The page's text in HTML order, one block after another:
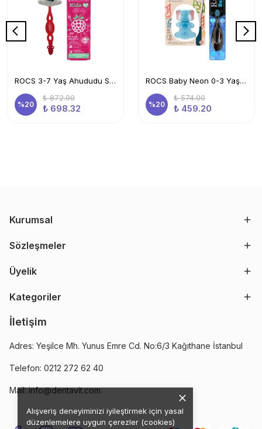
Alışveriş deneyiminizi iyileştirmek için yasal
düzenlemelere uygun çerezler (cookies)
ROCS 3-7 Yaş Ahududu Smoothie Ağız Bakım Seti-Kids Diş Mcn+Kids Diş Frc Kırmızı + İnek Sak. Kabı
%20
₺ 872.90
₺ 698.32
ROCS Baby Neon 0-3 Yaş Diş Fırçası Mavi Ve Flipper Hijyenik Saklama Kabı Seti -fil
%20
₺ 574.00
₺ 459.20
Kurumsal
Sözleşmeler
Üyelik
Kategoriler
İletişim
Adres: Yeşilce Mh. Yunus Emre Cd. No:6/3 Kağıthane İstanbul
Telefon: 0212 272 62 40
Mail:info@dentavit.com